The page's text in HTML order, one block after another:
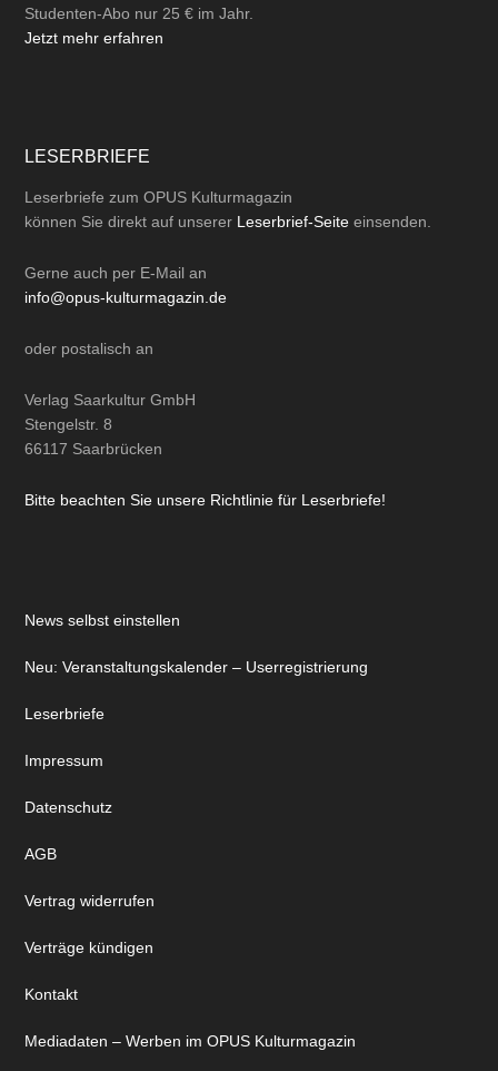
Studenten-Abo nur 25 € im Jahr.
Jetzt mehr erfahren
LESERBRIEFE
Leserbriefe zum OPUS Kulturmagazin
können Sie direkt auf unserer Leserbrief-Seite einsenden.
Gerne auch per E-Mail an
info@opus-kulturmagazin.de
oder postalisch an
Verlag Saarkultur GmbH
Stengelstr. 8
66117 Saarbrücken
Bitte beachten Sie unsere Richtlinie für Leserbriefe!
News selbst einstellen
Neu: Veranstaltungskalender – Userregistrierung
Leserbriefe
Impressum
Datenschutz
AGB
Vertrag widerrufen
Verträge kündigen
Kontakt
Mediadaten – Werben im OPUS Kulturmagazin